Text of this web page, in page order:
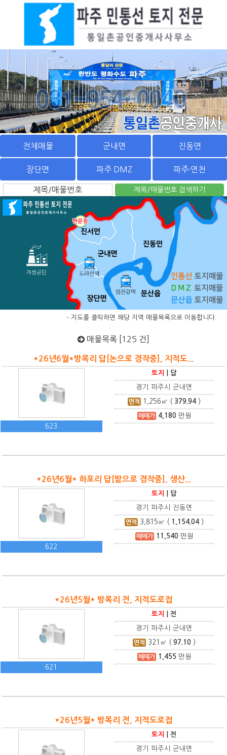
전체매물 군내면 진동면
장단면 파주 DMZ 파주·연천
- 지도를 클릭하면 해당 지역 매물목록으로 이동합니다.
매물목록 [125 건]
*26년6월*방목리 답[논으로 경작중], 지적도...
623
토지 답
경기 파주시 군내면
면적 1,256 ㎡ ( 379.94 )
매매가 4,180만원
*26년6월* 하포리 답[밭으로 경작중], 생산...
622
토지 답
경기 파주시 진동면
면적 3,815 ㎡ ( 1,154.04 )
매매가 11,540만원
*26년5월* 방목리 전, 지적도로접
621
토지 |전
경기 파주시 군내면
면적 321 ㎡ (97.10 )
매매가 1,455 만원
*26년5월* 방목리 전, 지적도로접
토지 |전
경기 파주시 군내면